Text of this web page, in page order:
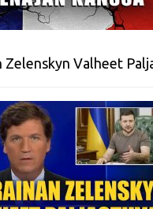
Zelenskyn Valheet